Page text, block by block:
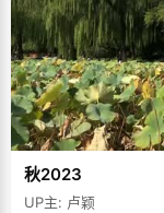
秋2023
UP主: 卢颖